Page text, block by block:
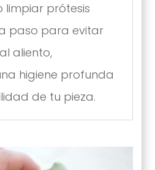
limpiar prótesis
paso para evitar
aliento,
higiene profunda
de tu pieza.